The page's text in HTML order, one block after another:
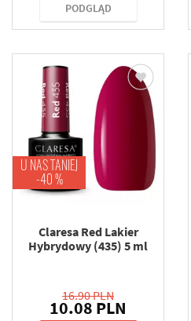
PODGLĄD
U NAS TANIEJ
-40 %
Claresa Red Lakier
Hybrydowy (435) 5 ml
16.90 PLN
10.08 PLN